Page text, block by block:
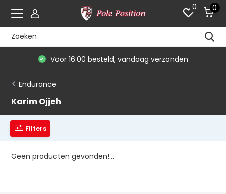
0 0
Voor 16:00 besteld, vandaag verzonden
Endurance
Karim Ojjeh
Filters
Geen producten gevonden!...